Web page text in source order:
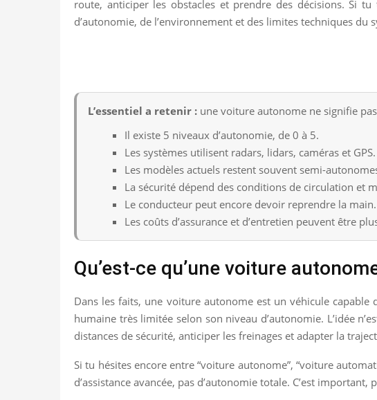
route, anticiper les obstacles et prendre des décisions. Si
d’autonomie, de l’environnement et des limites techniques du
L’essentiel a retenir : une voiture autonome ne signifie
Il existe 5 niveaux d’autonomie, de 0 à 5.
Les systèmes utilisent radars, lidars, caméras et GPS.
Les modèles actuels restent souvent semi-
La sécurité dépend des conditions de circulation et
Le conducteur peut encore devoir reprendre la main.
Les coûts d’assurance et d’entretien peuvent être
Qu’est-ce qu’une voiture
Dans les faits, une voiture autonome est un véhicule
humaine très limitée selon son niveau d’autonomie. L’idée
distances de sécurité, anticiper les freinages et adapter la
Si tu hésites encore entre “voiture autonome”, “voiture
d’assistance avancée, pas d’autonomie totale. C’est